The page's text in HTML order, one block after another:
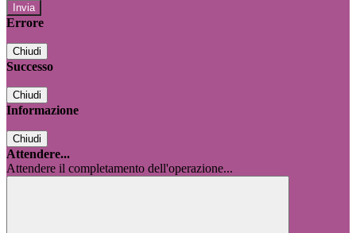
Errore
Chiudi
Successo
Chiudi
Informazione
Chiudi
Attendere...
Attendere il completamento dell'operazione...